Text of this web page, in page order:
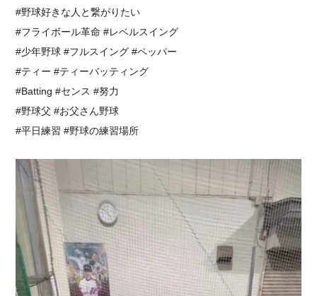
#野球好きな人と繋がりたい
⁡#フライボール革命 #レベルスイング⁡
#少年野球 #フルスイング #ペッパー
#ティー #ティーバッティング
#Batting #センス #努力
#野球父 #お父さん野球
#平日練習 #野球の練習場所